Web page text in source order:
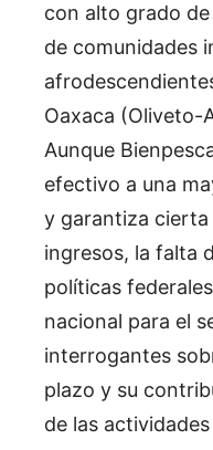
con alto grado
de comunidades
Oaxaca (Oliveto-
Aunque
efectivo a una
y garantiza
ingresos, la falta
políticas
nacional para el
interrogantes
plazo y su
de las